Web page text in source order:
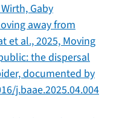
Gaby
away from
et al., 2025, Moving
the dispersal
documented by
j.baae.2025.04.004